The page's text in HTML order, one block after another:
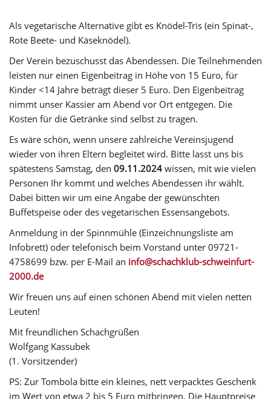
Als vegetarische Alternative gibt es Knödel-Tris (ein Spinat-,
Rote Beete- und Käseknödel).
Der Verein bezuschusst das Abendessen. Die Teilnehmenden
leisten nur einen Eigenbeitrag in Höhe von 15 Euro, für
Kinder <14 Jahre beträgt dieser 5 Euro. Den Eigenbeitrag
nimmt unser Kassier am Abend vor Ort entgegen. Die
Kosten für die Getränke sind selbst zu tragen.
Es wäre schön, wenn unsere zahlreiche Vereinsjugend
wieder von ihren Eltern begleitet wird. Bitte lasst uns bis
spätestens Samstag, den 09.11.2024 wissen, mit wie vielen
Personen Ihr kommt und welches Abendessen ihr wählt.
Dabei bitten wir um eine Angabe der gewünschten
Buffetspeise oder des vegetarischen Essensangebots.
Anmeldung in der Spinnmühle (Einzeichnungsliste am
Infobrett) oder telefonisch beim Vorstand unter 09721-
4758699 bzw. per E-Mail an info@schachklub-schweinfurt-
2000.de
Wir freuen uns auf einen schönen Abend mit vielen netten
Leuten!
Mit freundlichen Schachgrüßen
Wolfgang Kassubek
(1. Vorsitzender)
PS: Zur Tombola bitte ein kleines, nett verpacktes Geschenk
im Wert von etwa 2 bis 5 Euro mitbringen. Die Hauptpreise